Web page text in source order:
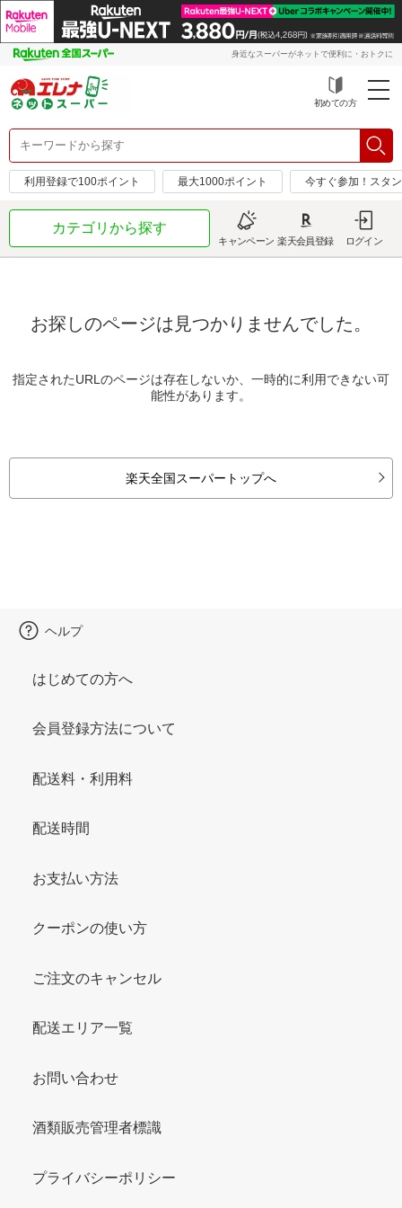
身近なスーパーがネットで便利に・おトクに
初めての方
利用登録で100ポイント 最大1000ポイント 今すぐ参加！スタ
カテゴリから探す
キャンペーン 楽天会員登録 ログイン
お探しのページは見つかりませんでした。
指定されたURLのページは存在しないか、一時的に利用できない可
能性があります。
楽天全国スーパートップへ
ヘルプ
はじめての方へ
会員登録方法について
配送料・利用料
配送時間
お支払い方法
クーポンの使い方
ご注文のキャンセル
配送エリア一覧
お問い合わせ
酒類販売管理者標識
プライバシーポリシー